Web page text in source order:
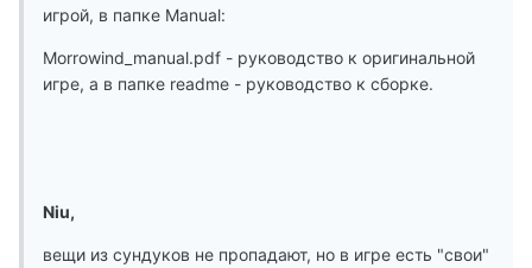
игрой, в папке Manual:
Morrowind_manual.pdf - руководство к оригинальной
игре, а в папке readme - руководство к сборке.
Niu,
вещи из сундуков не пропадают, но в игре есть "свои"